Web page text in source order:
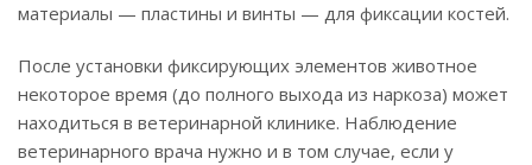
материалы — пластины и винты — для фиксации костей.
После установки фиксирующих элементов животное
некоторое время (до полного выхода из наркоза) может
находиться в ветеринарной клинике. Наблюдение
ветеринарного врача нужно и в том случае, если у